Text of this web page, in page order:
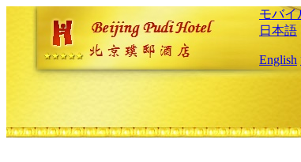
モバイ
日本語
English